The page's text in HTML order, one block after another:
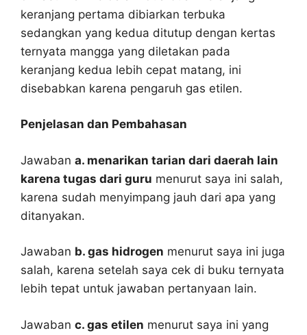
keranjang pertama dibiarkan terbuka
sedangkan yang kedua ditutup dengan kertas
ternyata mangga yang diletakan pada
keranjang kedua lebih cepat matang, ini
disebabkan karena pengaruh gas etilen.
Penjelasan dan Pembahasan
Jawaban a. menarikan tarian dari daerah lain
karena tugas dari guru menurut saya ini salah,
karena sudah menyimpang jauh dari apa yang
ditanyakan.
Jawaban b. gas hidrogen menurut saya ini juga
salah, karena setelah saya cek di buku ternyata
lebih tepat untuk jawaban pertanyaan lain.
Jawaban c. gas etilen menurut saya ini yang